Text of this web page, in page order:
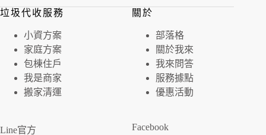
垃圾代收服務
⼩資⽅案
家庭⽅案
包棟住戶
我是商家
搬家清運
Line官方
關於
部落格
關於我來
我來問答
服務據點
優惠活動
Facebook